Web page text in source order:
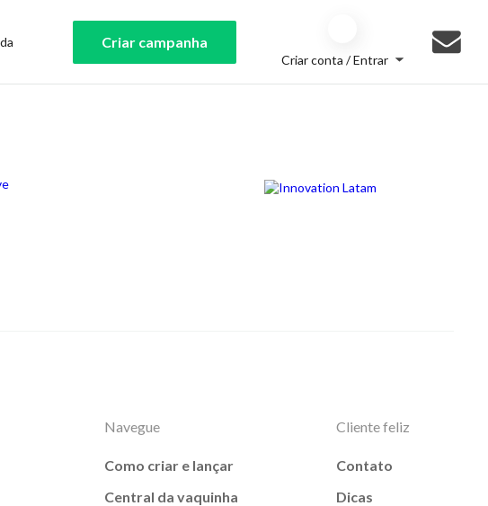
Criar campanha
Criar conta / Entrar
Navegue
Como criar e lançar
Central da vaquinha
Cliente feliz
Contato
Dicas